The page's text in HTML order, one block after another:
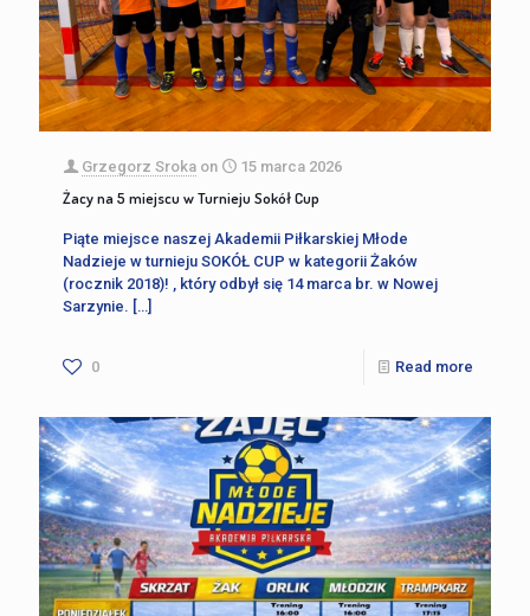
Grzegorz Sroka on 15 marca 2026
Żacy na 5 miejscu w Turnieju Sokół Cup
Piąte miejsce naszej Akademii Piłkarskiej Młode
Nadzieje w turnieju SOKÓŁ CUP w kategorii Żaków
(rocznik 2018)! , który odbył się 14 marca br. w Nowej
Sarzynie. […]
0 Read more